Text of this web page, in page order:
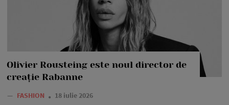
Olivier Rousteing este noul director de
creație Rabanne
— FASHION 18 iulie 2026